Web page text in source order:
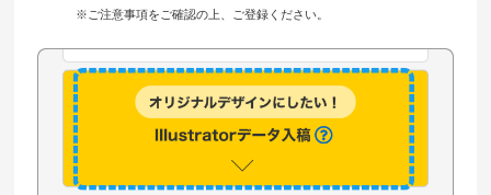
※ご注意事項をご確認の上、ご登録ください。